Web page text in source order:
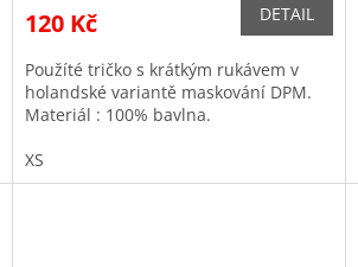
120 Kč DETAIL
Použíté tričko s krátkým rukávem v
holandské variantě maskování DPM.
Materiál : 100% bavlna.
XS